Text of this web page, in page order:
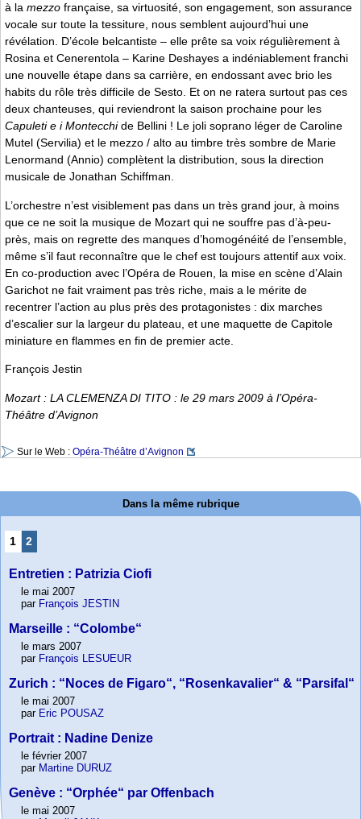
à la mezzo française, sa virtuosité, son engagement, son assurance
vocale sur toute la tessiture, nous semblent aujourd’hui une
révélation. D’école belcantiste – elle prête sa voix régulièrement à
Rosina et Cenerentola – Karine Deshayes a indéniablement franchi
une nouvelle étape dans sa carrière, en endossant avec brio les
habits du rôle très difficile de Sesto. Et on ne ratera surtout pas ces
deux chanteuses, qui reviendront la saison prochaine pour les
Capuleti e i Montecchide Bellini ! Le joli soprano léger de Caroline
Mutel (Servilia) et le mezzo / alto au timbre très sombre de Marie
Lenormand (Annio) complètent la distribution, sous la direction
musicale de Jonathan Schiffman.
L’orchestre n’est visiblement pas dans un très grand jour, à moins
que ce ne soit la musique de Mozart qui ne souffre pas d’à-peu-
près, mais on regrette des manques d’homogénéité de l’ensemble,
même s’il faut reconnaître que le chef est toujours attentif aux voix.
En co-production avec l’Opéra de Rouen, la mise en scène d’Alain
Garichot ne fait vraiment pas très riche, mais a le mérite de
recentrer l’action au plus près des protagonistes : dix marches
d’escalier sur la largeur du plateau, et une maquette de Capitole
miniature en flammes en fin de premier acte.
François Jestin
Mozart : LA CLEMENZA DI TITO : le 29 mars 2009 à l’Opéra-
Théâtre d’Avignon
Sur le Web : Opéra-Théâtre d’Avignon
Dans la même rubrique
1 2
Entretien : Patrizia Ciofi
le mai 2007
par François JESTIN
Marseille : “Colombe“
le mars 2007
par François LESUEUR
Zurich : “Noces de Figaro“, “Rosenkavalier“ & “Parsifal“
le mai 2007
par Eric POUSAZ
Portrait : Nadine Denize
le février 2007
par Martine DURUZ
Genève : “Orphée“ par Offenbach
le mai 2007